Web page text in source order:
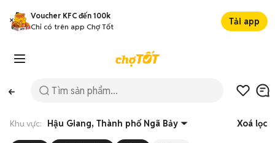
Voucher KFC đến 100k
Chỉ có trên app Chợ Tốt
Tải app
Khu vực: Hậu Giang, Thành phố Ngã Bảy Xoá lọc